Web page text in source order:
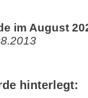
im August
hinterlegt: